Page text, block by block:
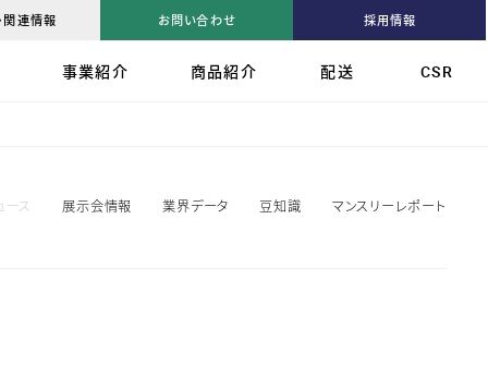
プ
ジ
事業紹介
プ
商品紹介
プ
配送
概要
CSR
題
関連情報 お問い合わせ 採用情報
ース 展示会情報 業界データ 豆知識 マンスリーレポート